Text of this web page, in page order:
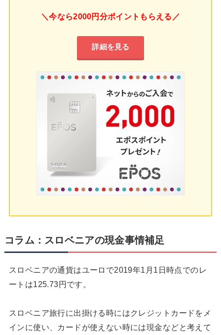
＼今なら2000円分ポイントもらえる／
詳細を見る
コラム：スロベニアの現金事情補足
スロベニアの通貨はユーロで2019年1月1日時点でのレ
ートは125.73円です。
スロベニア旅行に出掛ける時にはクレジットカードをメ
インに使い、カードが使えない時には現金などと考えて